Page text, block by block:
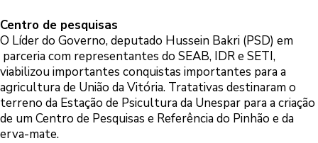
Centro de pesquisas
O Líder do Governo, deputado Hussein Bakri (PSD) em
parceria com representantes do SEAB, IDR e SETI,
viabilizou importantes conquistas importantes para a
agricultura de União da Vitória. Tratativas destinaram o
terreno da Estação de Psicultura da Unespar para a criação
de um Centro de Pesquisas e Referência do Pinhão e da
erva-mate.